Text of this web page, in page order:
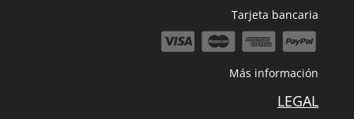
Tarjeta bancaria
Más información
LEGAL